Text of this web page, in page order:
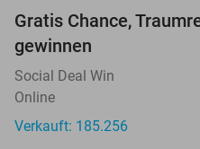
Gratis Chance,
gewinnen
Social Deal Win
Online
Verkauft: 185.256